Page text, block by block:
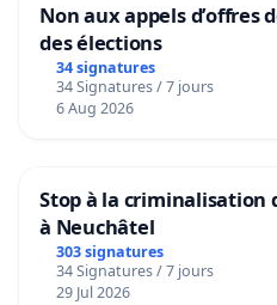
Non aux appels d’offres
des élections
34 signatures
34 Signatures / 7 jours
6 Aug 2026
Stop à la
à Neuchâtel
303 signatures
34 Signatures / 7 jours
29 Jul 2026